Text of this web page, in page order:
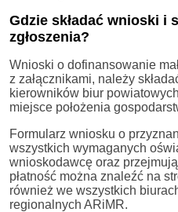
Gdzie składać wnioski i
zgłoszenia?
Wnioski o dofinansowanie
z załącznikami, należy
kierowników biur
miejsce położenia
Formularz wniosku o
wszystkich wymaganych
wnioskodawcę oraz
płatność można znaleźć na
również we wszystkich
regionalnych ARiMR.